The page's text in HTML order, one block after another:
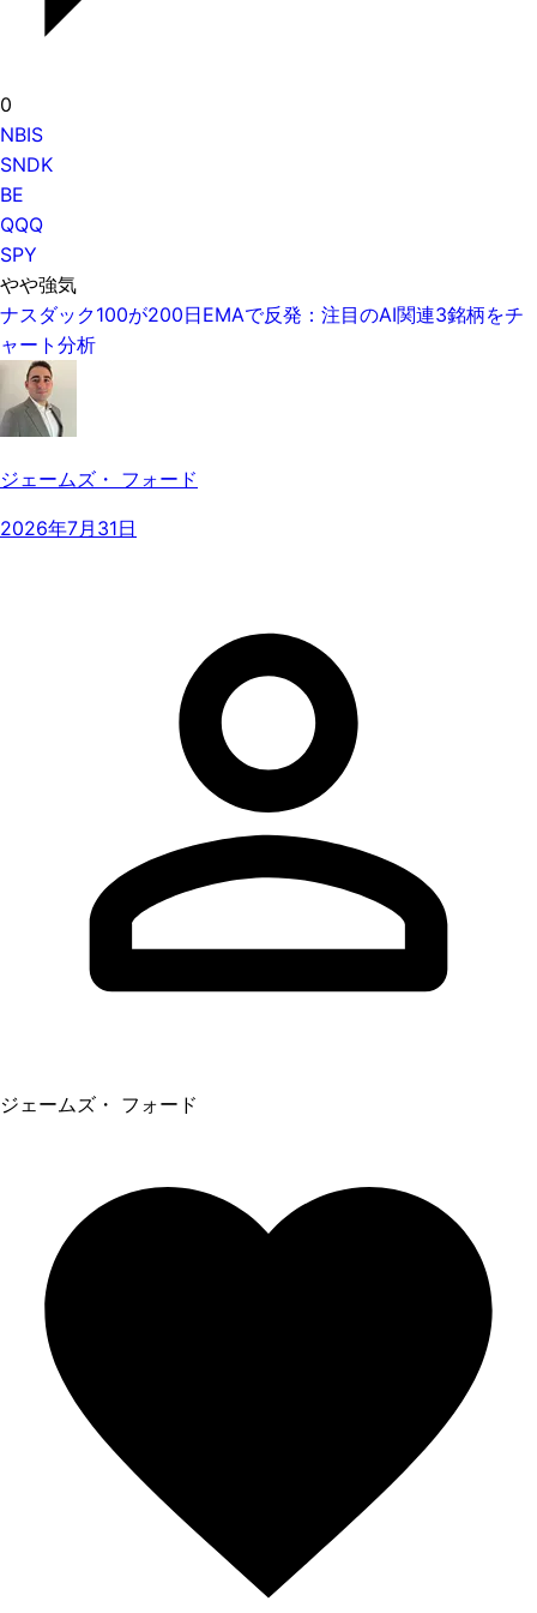
0
NBIS
SNDK
BE
QQQ
SPY
やや強気
ナスダック100が200日EMAで反発：注目のAI関連3銘柄をチ
ャート分析
ジェームズ・ フォード
2026年7月31日
ジェームズ・ フォード